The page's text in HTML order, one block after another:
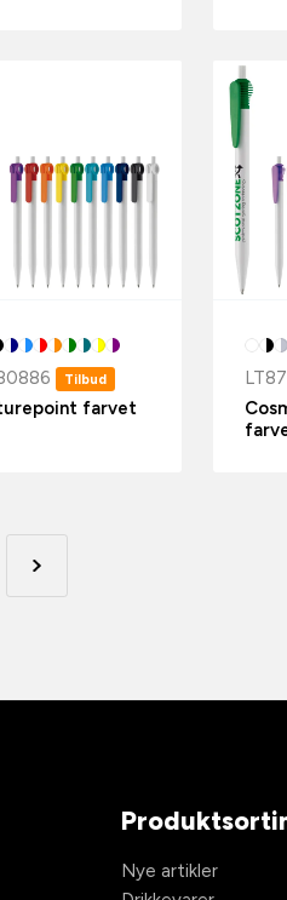
Tilbud
farvet
Nye artikler